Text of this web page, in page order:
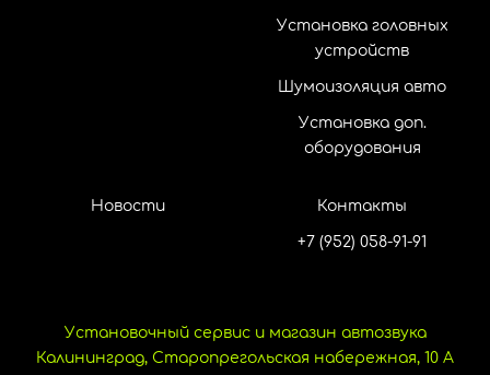
Установка головных
устройств
Шумоизоляция авто
Установка доп.
оборудования
Новости Контакты
+7 (952) 058-91-91
Установочный сервис и магазин автозвука
Калининград, Старопрегольская набережная, 10 А